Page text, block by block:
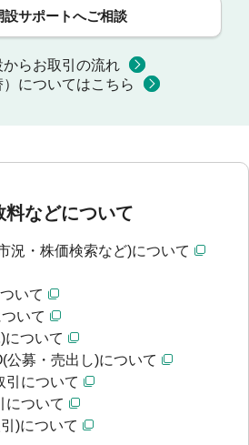
設サポートへご相談
からお取引の流れ
についてはこちら
料などについて
況・株価検索など)について
いて
いて
について
公募・売出し)について
引について
について
)について